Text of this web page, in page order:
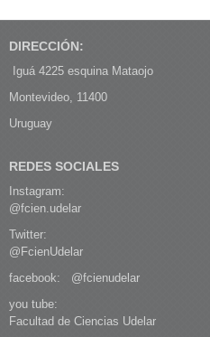
DIRECCIÓN:
Iguá 4225 esquina Mataojo
Montevideo, 11400
Uruguay
REDES SOCIALES
Instagram:
@fcien.udelar
Twitter:
@FcienUdelar
facebook: @fcienudelar
you tube:
Facultad de Ciencias Udelar